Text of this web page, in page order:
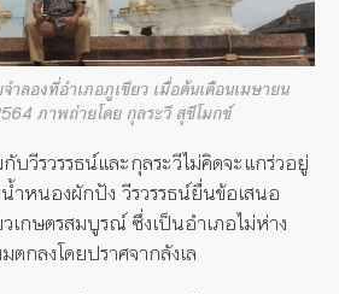
ำลองที่อำเภอภูเขียว เมื่อต้นเดือนเมษายน
ภาพถ่ายโดย กุลระวี สุขีโมกข์
บวีรวรรธน์และกุลระวีไม่คิดจะแกร่วอยู่
หนองผักปัง วีรวรรธน์ยื่นข้อเสนอ
เกษตรสมบูรณ์ ซึ่งเป็นอำเภอไม่ห่าง
ตกลงโดยปราศจากลังเล